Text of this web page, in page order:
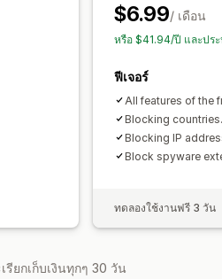
$6.99/ เดือน
หรือ $41.94/ปี และปร
ฟีเจอร์
All features of the
Blocking countries.
Blocking IP
Block spyware
ทดลองใช้งานฟรี 3 วัน
ยกเก็บเงินทุกๆ 30 วัน